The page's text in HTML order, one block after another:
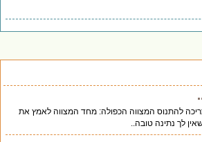
להתנוס המצווה הכפולה: מחד המצווה לאמץ את
לך נתינה טובה..